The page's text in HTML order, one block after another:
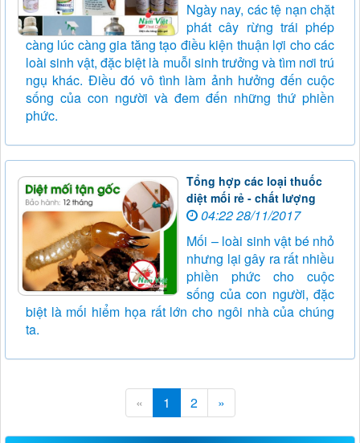
Ngày nay, các tệ nạn chặt
phát cây rừng trái phép
càng lúc càng gia tăng tạo điều kiện thuận lợi cho các
loài sinh vật, đặc biệt là muỗi sinh trưởng và tìm nơi trú
ngụ khác. Điều đó vô tình làm ảnh hưởng đến cuộc
sống của con người và đem đến những thứ phiền
phức.
Tổng hợp các loại thuốc
diệt mối rẻ - chất lượng
04:22 28/11/2017
Mối – loài sinh vật bé nhỏ
nhưng lại gây ra rất nhiều
phiền phức cho cuộc
sống của con người, đặc
biệt là mối hiểm họa rất lớn cho ngôi nhà của chúng
ta.
« 1 2 »